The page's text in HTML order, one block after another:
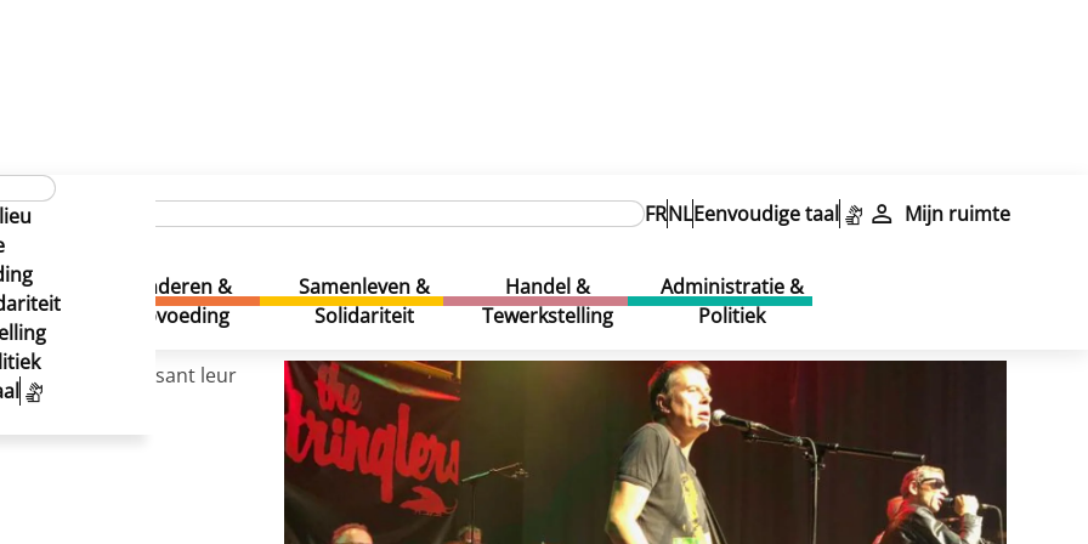
FRNLEenvoudige taal Mijn ruimte
&
Kinderen &
Opvoeding
Samenleven &
Solidariteit
Handel &
Tewerkstelling
Administratie &
Politiek
et reproduisant leur